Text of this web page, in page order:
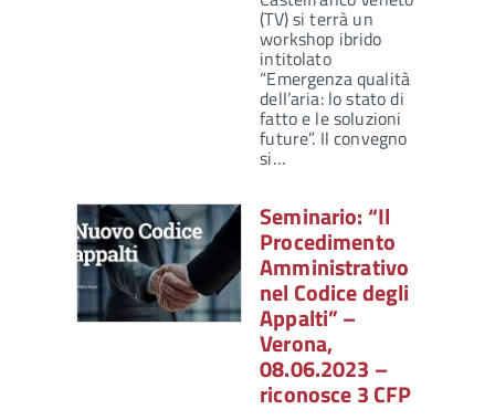
(TV) si terrà un
workshop ibrido
intitolato
“Emergenza qualità
dell’aria: lo stato di
fatto e le soluzioni
future”. Il convegno
si…
Seminario: “Il
Procedimento
Amministrativo
nel Codice degli
Appalti” –
Verona,
08.06.2023 –
riconosce 3 CFP